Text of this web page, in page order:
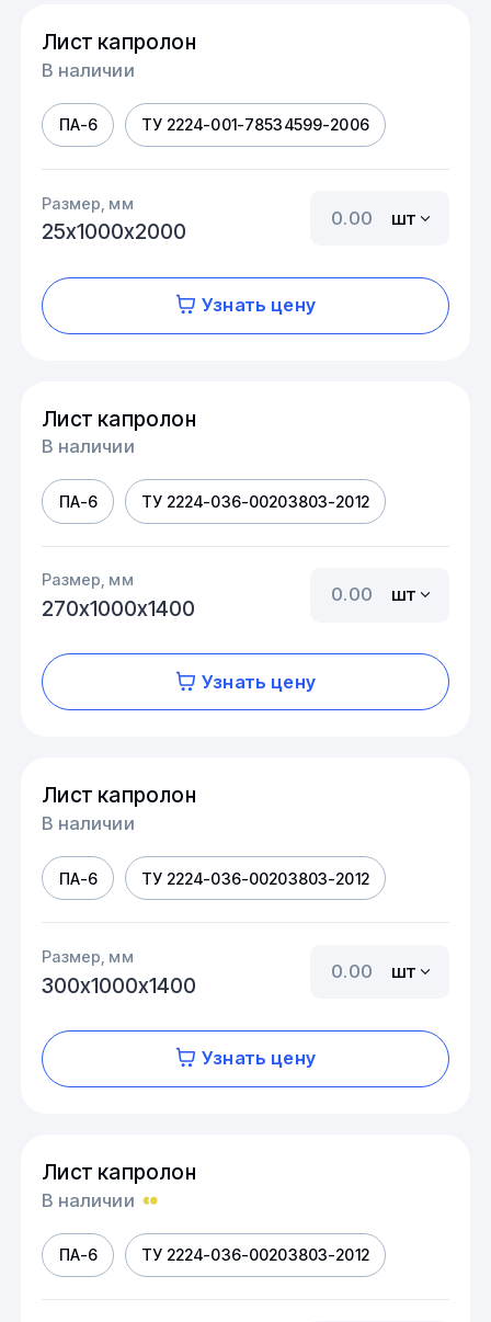
Лист капролон
В наличии
ПА-6 ТУ 2224-001-78534599-2006
Размер, мм
25х1000х2000
шт
Узнать цену
Лист капролон
В наличии
ПА-6 ТУ 2224-036-00203803-2012
Размер, мм
270х1000х1400
шт
Узнать цену
Лист капролон
В наличии
ПА-6 ТУ 2224-036-00203803-2012
Размер, мм
300х1000х1400
шт
Узнать цену
Лист капролон
В наличии
ПА-6 ТУ 2224-036-00203803-2012